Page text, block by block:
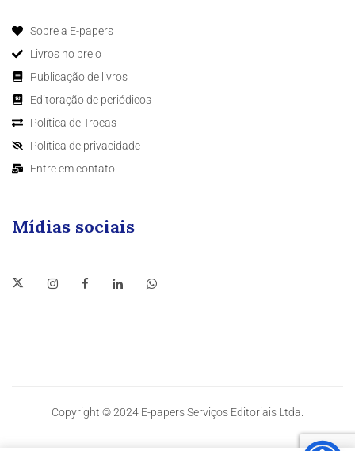
Sobre a E-papers
Livros no prelo
Publicação de livros
Editoração de periódicos
Política de Trocas
Política de privacidade
Entre em contato
Mídias sociais
Copyright © 2024 E-papers Serviços Editoriais Ltda.